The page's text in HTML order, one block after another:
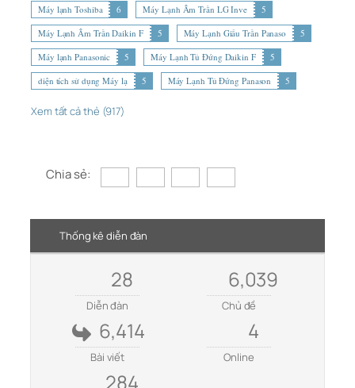
Máy lạnh Toshiba
6 Máy Lạnh Âm Trần LG Inve
5
Máy Lạnh Âm Trần Daikin F
5 Máy Lạnh Giấu Trần Panaso
5
Máy lạnh Panasonic
5 Máy Lạnh Tủ Đứng Daikin F
5
diện tích sử dụng Máy lạ
5 Máy Lạnh Tủ Đứng Panason 5
Xem tất cả thẻ (917)
Chia sẻ:
Thống kê diễn đàn
28
Diễn đàn
6,039
Chủ đề
6,414
Bài viết
4
Online
284